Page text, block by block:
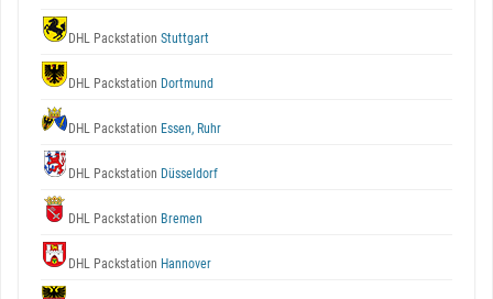
DHL Packstation Stuttgart
DHL Packstation Dortmund
DHL Packstation Essen, Ruhr
DHL Packstation Düsseldorf
DHL Packstation Bremen
DHL Packstation Hannover